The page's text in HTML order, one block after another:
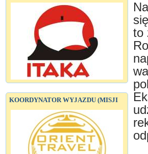
KOORDYNATOR WYJAZDU (MISJI
to